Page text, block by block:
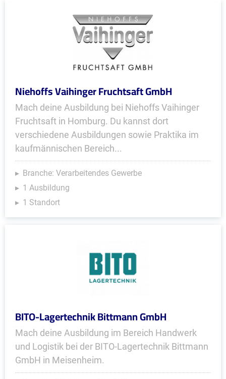
Niehoffs Vaihinger Fruchtsaft GmbH
Mach deine Ausbildung bei Niehoffs Vaihinger
Fruchtsaft in Homburg. Du kannst dort
verschiedene Ausbildungen sowie Praktika im
kaufmännischen Bereich...
Branche: Verarbeitendes Gewerbe
1 Ausbildung
1 Standort
BITO-Lagertechnik Bittmann GmbH
Mach deine Ausbildung im Bereich Handwerk
und Logistik bei der BITO-Lagertechnik Bittmann
GmbH in Meisenheim.